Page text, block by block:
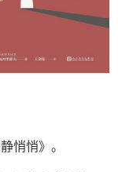
悄悄》。